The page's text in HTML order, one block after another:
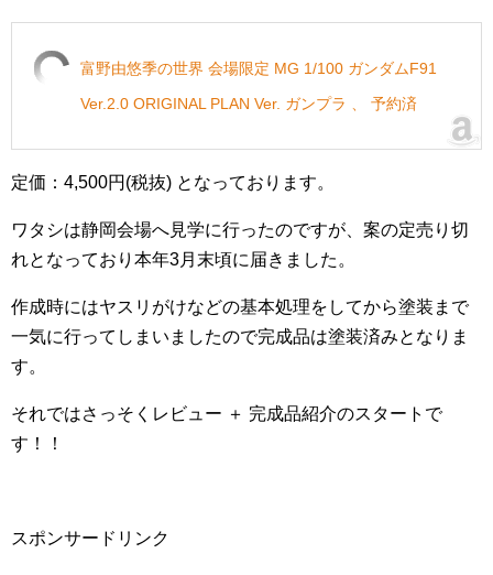
富野由悠季の世界 会場限定 MG 1/100 ガンダムF91
Ver.2.0 ORIGINAL PLAN Ver. ガンプラ 、 予約済
定価：4,500円(税抜) となっております。
ワタシは静岡会場へ見学に行ったのですが、案の定売り切
れとなっており本年3月末頃に届きました。
作成時にはヤスリがけなどの基本処理をしてから塗装まで
一気に行ってしまいましたので完成品は塗装済みとなりま
す。
それではさっそくレビュー ＋ 完成品紹介のスタートで
す！！
スポンサードリンク